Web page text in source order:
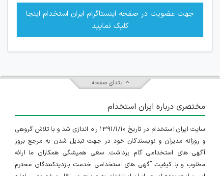
جهت عضویت در صفحه اینستاگرام ایران استخدام اینجا
کلیک نمایید
ابتدای صفحه
مختصری درباره ایران استخدام
سایت ایران استخدام در تاریخ ۱۳۹۱/۱/۱۰ راه اندازی شد و با تلاش گروهی
و روزانه مدیران و نویسندگان خود در جهت تبدیل شدن به مرجع بروز
آگهی های استخدامی گام برداشت. سعی همیشگی همکاران ما ارائه
مطلوب و با کیفیت آگهی های استخدامی خدمت بازدیدکنندگان محترم